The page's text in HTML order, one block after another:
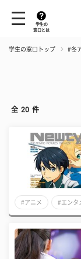
学生の
窓口とは
学生の窓口トップ #冬
全 20 件
#アニメ #エンタ